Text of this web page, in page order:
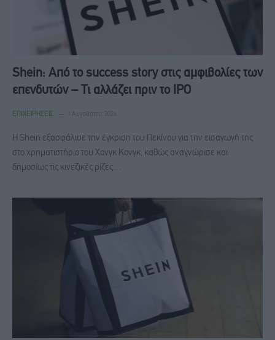
Shein: Από το success story στις αμφιβολίες των
επενδυτών – Τι αλλάζει πριν το IPO
ΕΠΙΧΕΙΡΉΣΕΙΣ 1 Αυγούστου, 2026
Η Shein εξασφάλισε την έγκριση του Πεκίνου για την εισαγωγή της
στο χρηματιστήριο του Χονγκ Κονγκ, καθώς αναγνώρισε και
δημοσίως τις κινεζικές ρίζες…